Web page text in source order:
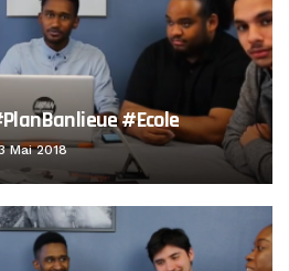
#Ecole
Mai 2018